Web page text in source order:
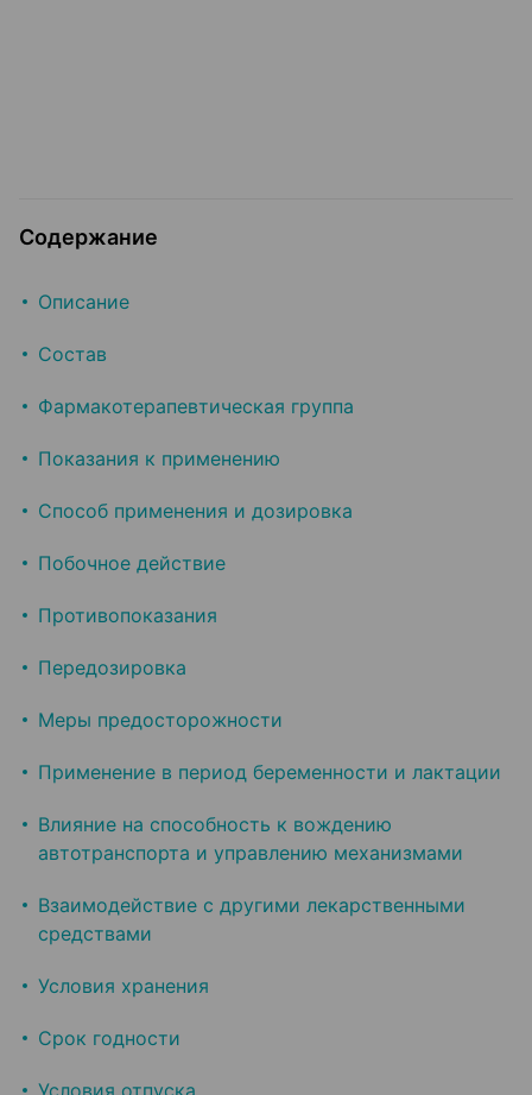
Содержание
Описание
Состав
Фармакотерапевтическая группа
Показания к применению
Способ применения и дозировка
Побочное действие
Противопоказания
Передозировка
Меры предосторожности
Применение в период беременности и лактации
Влияние на способность к вождению
автотранспорта и управлению механизмами
Взаимодействие с другими лекарственными
средствами
Условия хранения
Срок годности